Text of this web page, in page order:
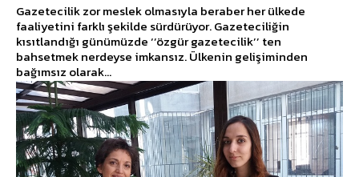
Gazetecilik zor meslek olmasıyla beraber her ülkede
faaliyetini farklı şekilde sürdürüyor. Gazeteciliğin
kısıtlandığı günümüzde ‘’özgür gazetecilik’’ ten
bahsetmek nerdeyse imkansız. Ülkenin gelişiminden
bağımsız olarak...